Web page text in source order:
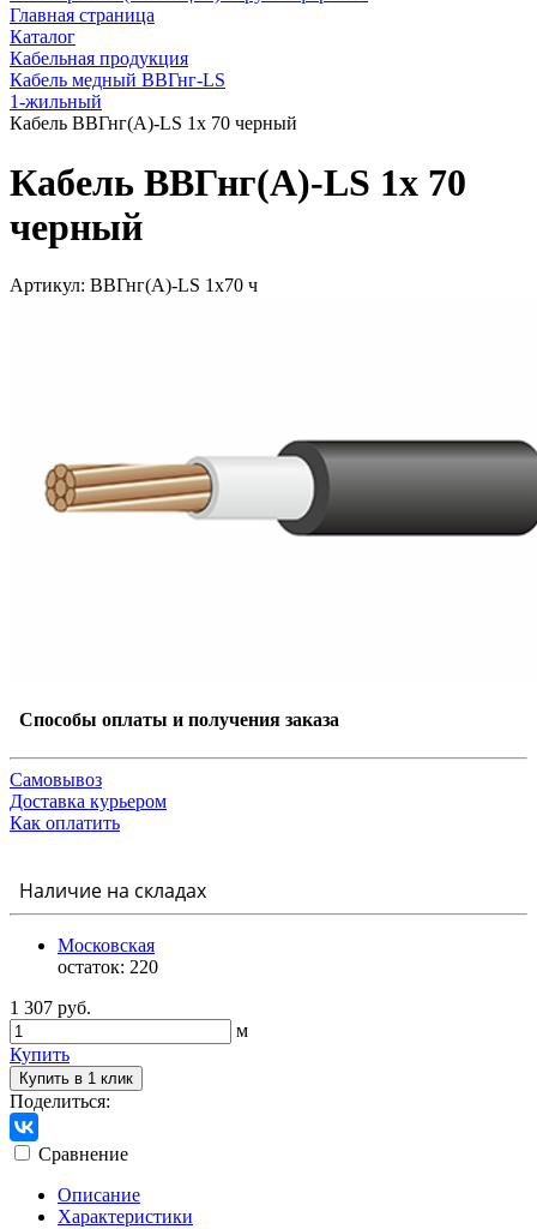
Главная страница
Каталог
Кабельная продукция
Кабель медный ВВГнг-LS
1-жильный
Кабель ВВГнг(А)-LS 1х 70 черный
Кабель ВВГнг(А)-LS 1х 70
черный
Артикул: ВВГнг(А)-LS 1х70 ч
Способы оплаты и получения заказа
Самовывоз
Доставка курьером
Как оплатить
Наличие на складах
Московская
остаток: 220
1 307 руб.
м
Купить
Купить в 1 клик
Поделиться:
Сравнение
Описание
Характеристики